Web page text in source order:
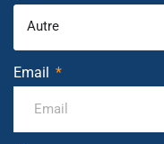
Autre
Email